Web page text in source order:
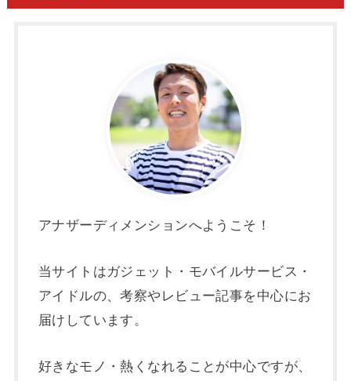
アナザーディメンションへようこそ！
当サイトはガジェット・モバイルサービス・
アイドルの、考察やレビュー記事を中心にお
届けしています。
好きなモノ・熱くなれることが中心ですが、